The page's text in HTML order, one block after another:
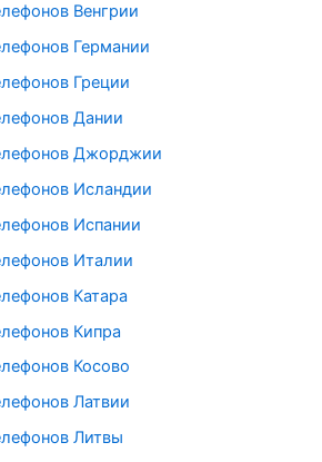
Венгрии
Германии
Греции
Дании
Джорджии
Исландии
Испании
Италии
Катара
Кипра
Косово
Латвии
Литвы